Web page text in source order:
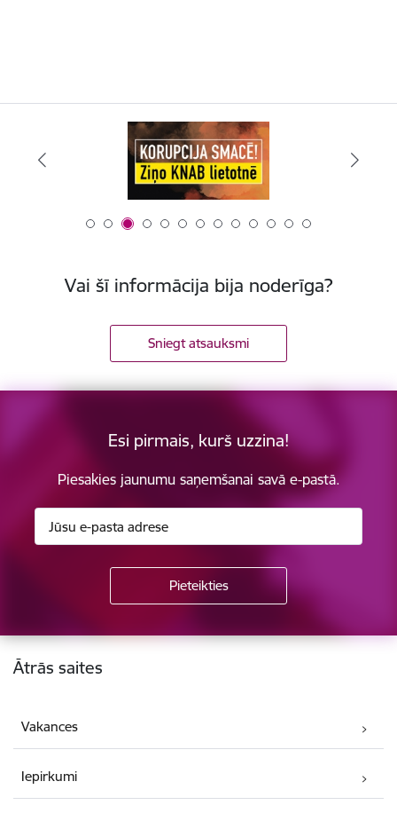
Vai šī informācija bija noderīga?
Sniegt atsauksmi
Esi pirmais, kurš uzzina!
Piesakies jaunumu saņemšanai savā e-pastā.
Kājene
Ātrās saites
Vakances
Iepirkumi